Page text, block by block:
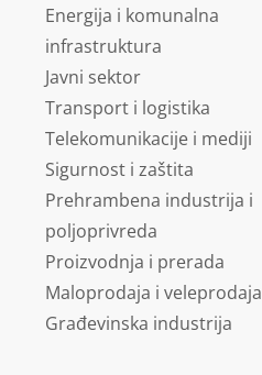
Energija i komunalna
infrastruktura
Javni sektor
Transport i logistika
Telekomunikacije i mediji
Sigurnost i zaštita
Prehrambena industrija i
poljoprivreda
Proizvodnja i prerada
Maloprodaja i veleprodaja
Građevinska industrija